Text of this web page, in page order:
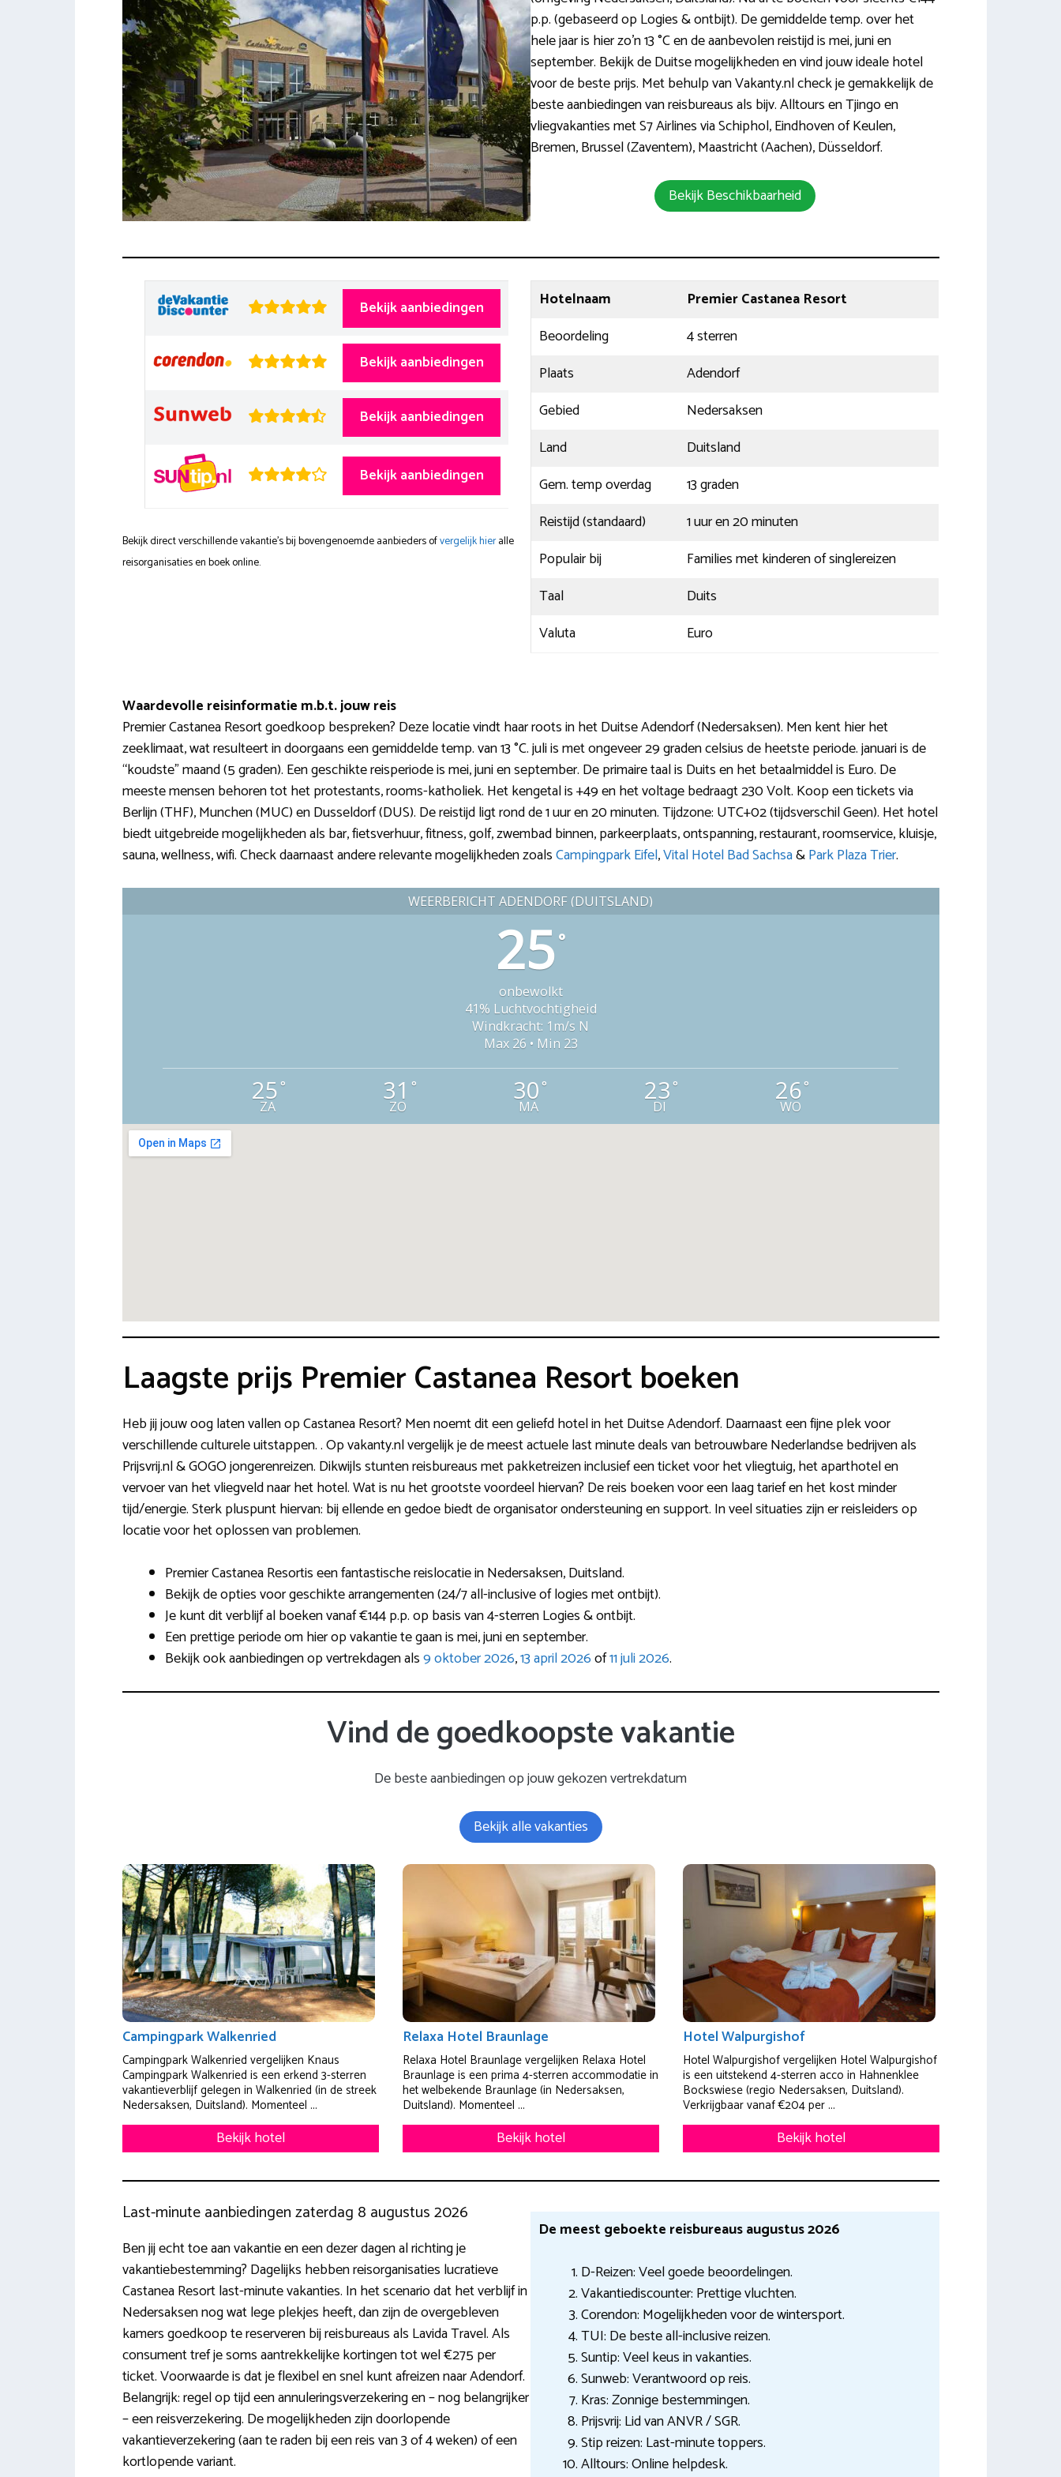
p.p. (gebaseerd op Logies & ontbijt). De gemiddelde temp. over het
hele jaar is hier zo’n 13 °C en de aanbevolen reistijd is mei, juni en
september. Bekijk de Duitse mogelijkheden en vind jouw ideale hotel
voor de beste prijs. Met behulp van Vakanty.nl check je gemakkelijk de
beste aanbiedingen van reisbureaus als bijv. Alltours en Tjingo en
vliegvakanties met S7 Airlines via Schiphol, Eindhoven of Keulen,
Bremen, Brussel (Zaventem), Maastricht (Aachen), Düsseldorf.
Bekijk Beschikbaarheid
Bekijk aanbiedingen
Bekijk aanbiedingen
Bekijk aanbiedingen
Bekijk aanbiedingen
Bekijk direct verschillende vakantie's bij bovengenoemde aanbieders ofvergelijk hieralle
reisorganisaties en boek online.
Hotelnaam
Premier Castanea Resort
Beoordeling
4 sterren
Plaats
Adendorf
Gebied
Nedersaksen
Land
Duitsland
Gem. temp overdag
13 graden
Reistijd (standaard)
1 uur en 20 minuten
Populair bij
Families met kinderen of singlereizen
Taal
Duits
Valuta
Euro
Waardevolle reisinformatie m.b.t. jouw reis
Premier Castanea Resort goedkoop bespreken? Deze locatie vindt haar roots in het Duitse Adendorf (Nedersaksen). Men kent hier het
zeeklimaat, wat resulteert in doorgaans een gemiddelde temp. van 13 °C. juli is met ongeveer 29 graden celsius de heetste periode. januari is de
“koudste” maand (5 graden). Een geschikte reisperiode is mei, juni en september. De primaire taal is Duits en het betaalmiddel is Euro. De
meeste mensen behoren tot het protestants, rooms-katholiek. Het kengetal is +49 en het voltage bedraagt 230 Volt. Koop een tickets via
Berlijn (THF), Munchen (MUC) en Dusseldorf (DUS). De reistijd ligt rond de 1 uur en 20 minuten. Tijdzone: UTC+02 (tijdsverschil Geen). Het hotel
biedt uitgebreide mogelijkheden als bar, fietsverhuur, fitness, golf, zwembad binnen, parkeerplaats, ontspanning, restaurant, roomservice, kluisje,
sauna, wellness, wifi. Check daarnaast andere relevante mogelijkheden zoalsCampingpark Eifel,Vital Hotel Bad Sachsa&Park Plaza Trier.
WEERBERICHT ADENDORF (DUITSLAND)
25°
onbewolkt
41% Luchtvochtigheid
Windkracht: 1m/s N
Max 26 • Min 23
25°
ZA
31 °
ZO
30°
MA
23°
DI
26°
WO
Laagste prijs Premier Castanea Resort boeken
Heb jij jouw oog laten vallen op Castanea Resort? Men noemt dit een geliefd hotel in het Duitse Adendorf. Daarnaast een fijne plek voor
verschillende culturele uitstappen. . Op vakanty.nl vergelijk je de meest actuele last minute deals van betrouwbare Nederlandse bedrijven als
Prijsvrij.nl & GOGO jongerenreizen. Dikwijls stunten reisbureaus met pakketreizen inclusief een ticket voor het vliegtuig, het aparthotel en
vervoer van het vliegveld naar het hotel. Wat is nu het grootste voordeel hiervan? De reis boeken voor een laag tarief en het kost minder
tijd/energie. Sterk pluspunt hiervan: bij ellende en gedoe biedt de organisator ondersteuning en support. In veel situaties zijn er reisleiders op
locatie voor het oplossen van problemen.
Premier Castanea Resortis een fantastische reislocatie in Nedersaksen, Duitsland.
Bekijk de opties voor geschikte arrangementen (24/7 all-inclusive of logies met ontbijt).
Je kunt dit verblijf al boeken vanaf €144 p.p. op basis van 4-sterren Logies & ontbijt.
Een prettige periode om hier op vakantie te gaan is mei, juni en september.
Bekijk ook aanbiedingen op vertrekdagen als9 oktober 2026,13 april 2026of11 juli 2026.
Vind de goedkoopste vakantie
De beste aanbiedingen op jouw gekozen vertrekdatum
Bekijk alle vakanties
Campingpark Walkenried
Campingpark Walkenried vergelijken Knaus
Campingpark Walkenried is een erkend 3-sterren
vakantieverblijf gelegen in Walkenried (in de streek
Nedersaksen, Duitsland). Momenteel ...
Bekijk hotel
Relaxa Hotel Braunlage
Relaxa Hotel Braunlage vergelijken Relaxa Hotel
Braunlage is een prima 4-sterren accommodatie in
het welbekende Braunlage (in Nedersaksen,
Duitsland). Momenteel ...
Bekijk hotel
Hotel Walpurgishof
Hotel Walpurgishof vergelijken Hotel Walpurgishof
is een uitstekend 4-sterren acco in Hahnenklee
Bockswiese (regio Nedersaksen, Duitsland).
Verkrijgbaar vanaf €204 per ...
Bekijk hotel
Last-minute aanbiedingen zaterdag 8 augustus 2026
Ben jij echt toe aan vakantie en een dezer dagen al richting je
vakantiebestemming? Dagelijks hebben reisorganisaties lucratieve
Castanea Resort last-minute vakanties. In het scenario dat het verblijf in
Nedersaksen nog wat lege plekjes heeft, dan zijn de overgebleven
kamers goedkoop te reserveren bij reisbureaus als Lavida Travel. Als
consument tref je soms aantrekkelijke kortingen tot wel €275 per
ticket. Voorwaarde is dat je flexibel en snel kunt afreizen naar Adendorf.
Belangrijk: regel op tijd een annuleringsverzekering en – nog belangrijker
– een reisverzekering. De mogelijkheden zijn doorlopende
vakantieverzekering (aan te raden bij een reis van 3 of 4 weken) of een
kortlopende variant.
De meest geboekte reisbureaus augustus 2026
D-Reizen: Veel goede beoordelingen.
Vakantiediscounter: Prettige vluchten.
Corendon: Mogelijkheden voor de wintersport.
TUI: De beste all-inclusive reizen.
Suntip: Veel keus in vakanties.
Sunweb: Verantwoord op reis.
Kras: Zonnige bestemmingen.
Prijsvrij: Lid van ANVR / SGR.
Stip reizen: Last-minute toppers.
Alltours: Online helpdesk.